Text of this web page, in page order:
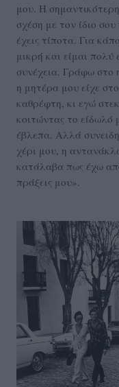
μου. Η
σχέση με τον ίδιο
έχεις τίποτα. Για
μικρή και είμαι
συνέχεια. Γράφω στο
η μητέρα μου είχε
καθρέφτη, κι εγώ
κοιτώντας το
έβλεπα. Αλλά
χέρι μου, η
κατάλαβα πως έχω
πράξεις μου».